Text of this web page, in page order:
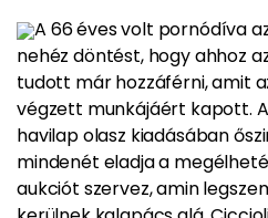
A 66 éves volt pornódíva
nehéz döntést, hogy ahhoz
tudott már hozzáférni, amit
végzett munkájáért kapott.
havilap olasz kiadásában
mindenét eladja a
aukciót szervez, amin